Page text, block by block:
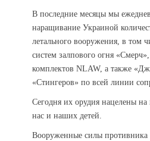
В последние месяцы мы
наращивание Украиной
летального вооружения, в том
систем залпового огня
комплектов NLAW, а также
«Стингеров» по всей линии
Сегодня их орудия нацелены
нас и наших детей.
Вооруженные силы противника